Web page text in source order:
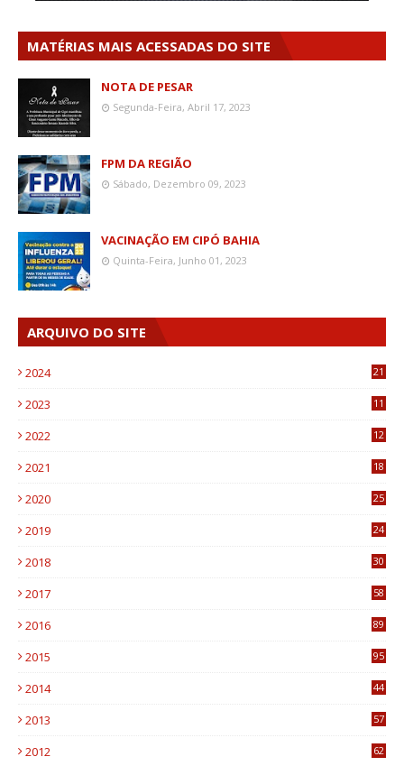
MATÉRIAS MAIS ACESSADAS DO SITE
NOTA DE PESAR
Segunda-Feira, Abril 17, 2023
FPM DA REGIÃO
Sábado, Dezembro 09, 2023
VACINAÇÃO EM CIPÓ BAHIA
Quinta-Feira, Junho 01, 2023
ARQUIVO DO SITE
2024 21
2023
11
2022
12
2021
18
2020
25
2019
24
2018
30
2017
58
2016
89
2015
95
2014
44
2013
57
2012
62